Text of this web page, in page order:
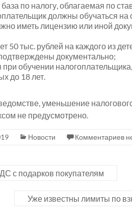
по налогу, облагаемая по
должны обучаться на
иметь лицензию или иной
50 тыс. рублей на каждого из
документально;
обучении
до 18 лет.
уменьшение
не предусмотрено.
Новости Комментариев
с подарков покупателям
Уже известны лимиты по